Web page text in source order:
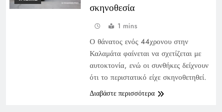
σκηνοθεσία
1 mins
Ο θάνατος ενός 44χρονου στην
Καλαμάτα φαίνεται να σχετίζεται με
αυτοκτονία, ενώ οι συνθήκες δείχνουν
ότι το περιστατικό είχε σκηνοθετηθεί.
Διαβάστε περισσότερα